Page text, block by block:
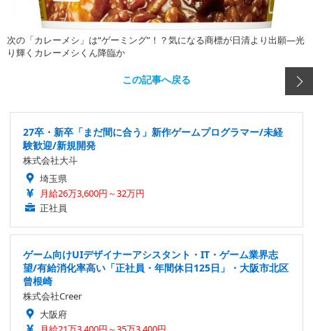
次の「カレーメシ」は“ゲーミング”！？気になる商標が日清より出願―光
り輝くカレーメシくん降臨か
この記事へ戻る
27卒・新卒「まだ間に合う」新作ゲームプログラマー/未経
験歓迎/新規開発
株式会社大斗
埼玉県
月給26万3,600円～32万円
正社員
ゲーム向けUIデザイナーアシスタント・IT・ゲーム業界志
望/有給消化率高い「正社員・年間休日125日」・大阪市北区
曾根崎
株式会社Creer
大阪府